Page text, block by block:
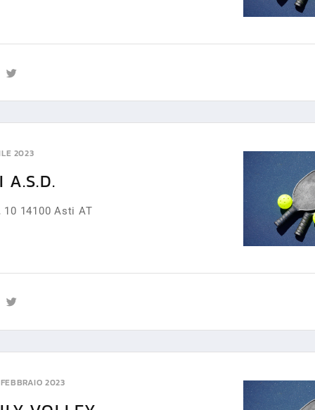
2023
A.S.D.
14100 Asti AT
2023